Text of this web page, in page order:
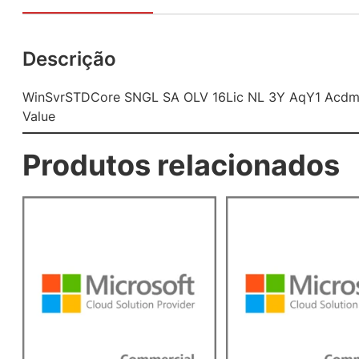
Descrição
WinSvrSTDCore SNGL SA OLV 16Lic NL 3Y AqY1
Value
Produtos relacionados